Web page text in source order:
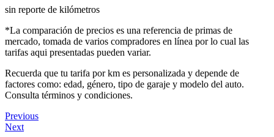
sin reporte de kilómetros
*La comparación de precios es una referencia de primas de
mercado, tomada de varios compradores en línea por lo cual las
tarifas aqui presentadas pueden variar.
Recuerda que tu tarifa por km es personalizada y depende de
factores como: edad, género, tipo de garaje y modelo del auto.
Consulta términos y condiciones.
Previous
Next